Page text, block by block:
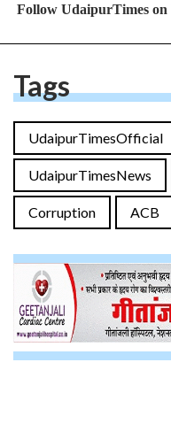
Follow UdaipurTimes on
Tags
UdaipurTimesOfficial
UdaipurTimesNews
Corruption ACB